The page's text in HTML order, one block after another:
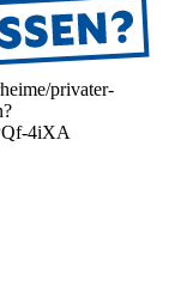
privater-
4iXA